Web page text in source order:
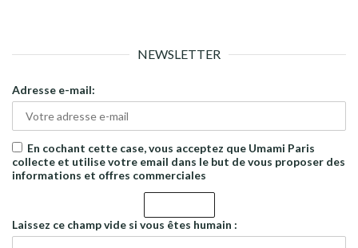
NEWSLETTER
Adresse e-mail:
En cochant cette case, vous acceptez que Umami Paris
collecte et utilise votre email dans le but de vous proposer des
informations et offres commerciales
Laissez ce champ vide si vous êtes humain :